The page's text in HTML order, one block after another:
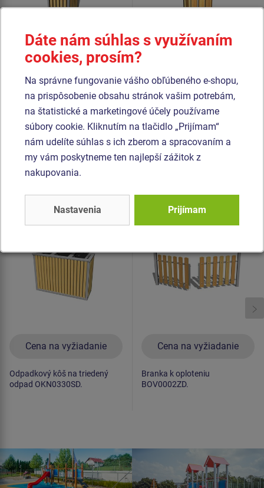
Cena na vyžiadanie
Odpadkový kôš - s
pozinkovanou vložkou.
Odpadkový kôš - s
pozinkovanou vložkou
OKN0002SD.
Podobnýtovar
Odpadkový kôš na
Cena na vyžiadanie
Odpadkový kôš na triedený
odpad OKN0330SD.
Bránka k oploteniu
BOV0002ZD
Cena na vyžiadanie
Branka k oploteniu
BOV0002ZD.
Dáte nám súhlas s využívaním
cookies, prosím?
Na správne fungovanie vášho obľúbeného e-shopu,
na prispôsobenie obsahu stránok vašim potrebám,
na štatistické a marketingové účely používame
súbory cookie. Kliknutím na tlačidlo „Prijímam“
nám udelíte súhlas s ich zberom a spracovaním a
my vám poskytneme ten najlepší zážitok z
nakupovania.
Nastavenia Prijímam